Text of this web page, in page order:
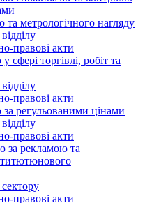
та метрологічного нагляду
правові акти
сфері торгівлі, робіт та
правові акти
за регульованими цінами
правові акти
за рекламою та
сектору
правові акти